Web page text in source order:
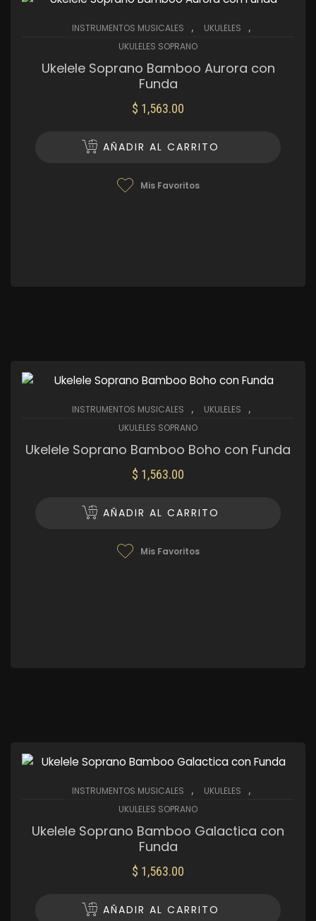
INSTRUMENTOS MUSICALES , UKULELES ,
UKULELES SOPRANO
Ukelele Soprano Bamboo Aurora con
Funda
$ 1,563.00
AÑADIR AL CARRITO
Mis Favoritos
INSTRUMENTOS MUSICALES , UKULELES ,
UKULELES SOPRANO
Ukelele Soprano Bamboo Boho con Funda
$ 1,563.00
AÑADIR AL CARRITO
Mis Favoritos
INSTRUMENTOS MUSICALES , UKULELES ,
UKULELES SOPRANO
Ukelele Soprano Bamboo Galactica con
Funda
$ 1,563.00
AÑADIR AL CARRITO